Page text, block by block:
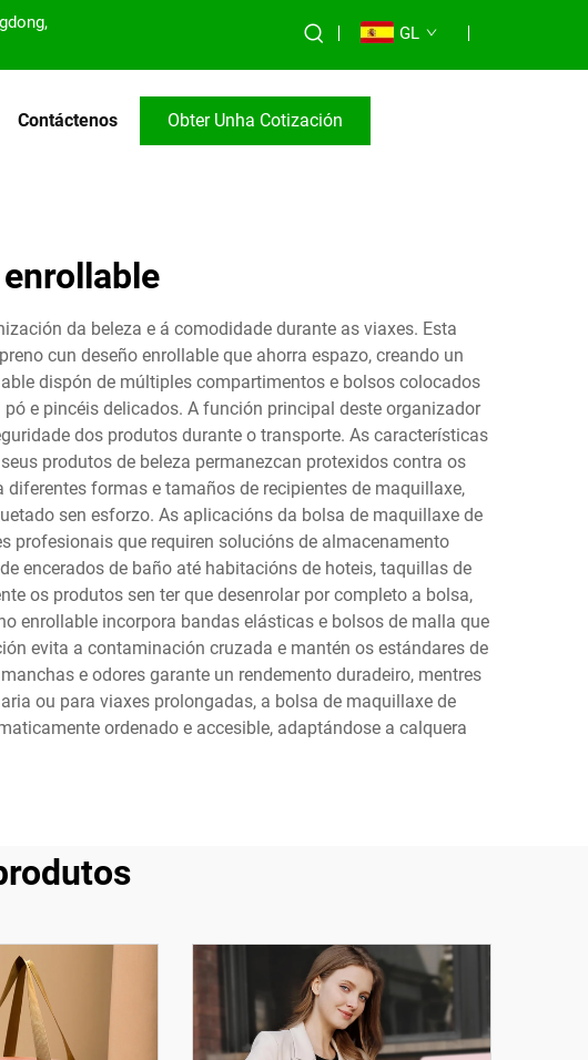
GL
Contáctenos Obter Unha Cotización
da beleza e á comodidade durante as viaxes. Esta
cun deseño enrollable que ahorra espazo, creando un
dispón de múltiples compartimentos e bolsos colocados
e pincéis delicados. A función principal deste organizador
dos produtos durante o transporte. As características
produtos de beleza permanezcan protexidos contra os
formas e tamaños de recipientes de maquillaxe,
sen esforzo. As aplicacións da bolsa de maquillaxe de
profesionais que requiren solucións de almacenamento
encerados de baño até habitacións de hoteis, taquillas de
os produtos sen ter que desenrolar por completo a bolsa,
enrollable incorpora bandas elásticas e bolsos de malla que
evita a contaminación cruzada e mantén os estándares de
e odores garante un rendemento duradeiro, mentres
ou para viaxes prolongadas, a bolsa de maquillaxe de
ordenado e accesible, adaptándose a calquera